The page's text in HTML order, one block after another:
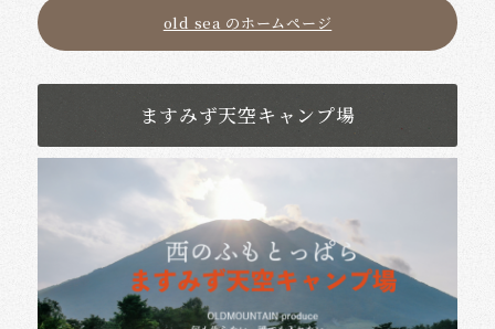
old sea のホームページ
ますみず天空キャンプ場